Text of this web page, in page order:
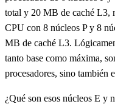
total y 20 MB de caché L3,
CPU con 8 núcleos P y 8
MB de caché L3.
tanto base como máxima,
procesadores, sino también
¿Qué son esos núcleos E y